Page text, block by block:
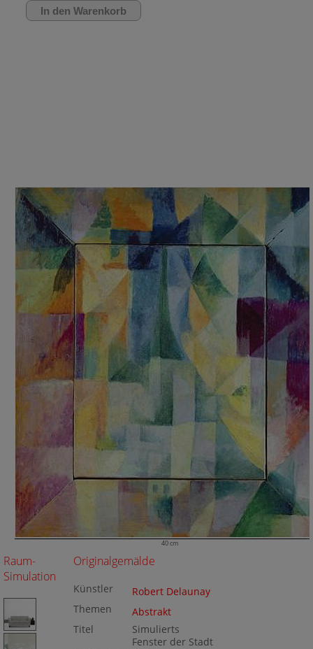
40 cm
Raum-
Simulation
Originalgemälde
Künstler
Robert Delaunay
Themen
Abstrakt
Titel
Simulierts
Fenster der Stadt